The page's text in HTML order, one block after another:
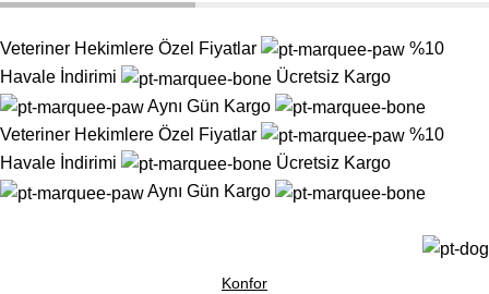
Veteriner Hekimlere Özel Fiyatlar
%10
Havale İndirimi
Ücretsiz Kargo
Aynı Gün Kargo
Veteriner Hekimlere Özel Fiyatlar
%10
Havale İndirimi
Ücretsiz Kargo
Aynı Gün Kargo
Konfor